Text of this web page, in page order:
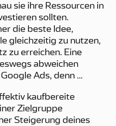
sie ihre Ressourcen in
sollten.
die beste Idee,
gleichzeitig zu nutzen,
zu erreichen. Eine
abweichen
Ads, denn …
kaufbereite
Zielgruppe
Steigerung deines